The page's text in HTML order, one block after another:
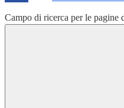
Campo di ricerca per le pagine